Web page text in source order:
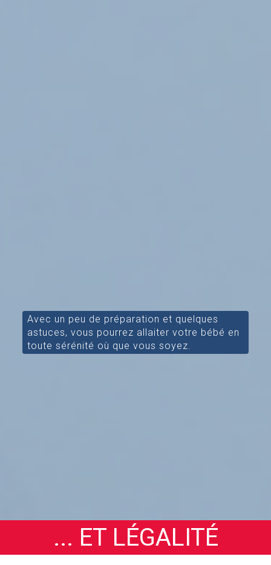
Avec un peu de préparation et quelques
astuces, vous pourrez allaiter votre bébé en
toute sérénité où que vous soyez.
... ET LÉGALITÉ